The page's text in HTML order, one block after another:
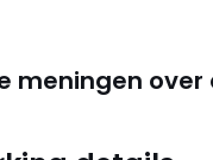
meningen